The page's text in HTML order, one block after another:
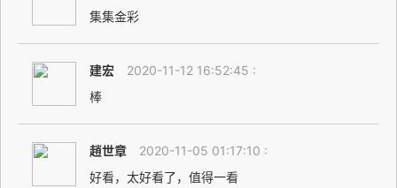
集集金彩
建宏
2020-11-12 16:52:45 :
棒
趙世章
2020-11-05 01:17:10 :
好看，太好看了，值得一看